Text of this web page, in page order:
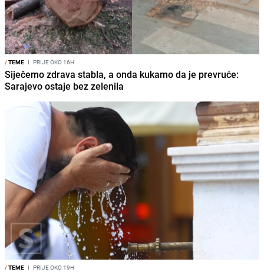
/TEME I PRIJE OKO 16H
Siječemo zdrava stabla, a onda kukamo da je prevruće:
Sarajevo ostaje bez zelenila
/TEME I PRIJE OKO 19H